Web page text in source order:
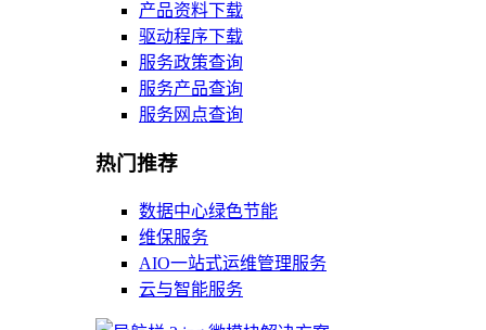
产品资料下载
驱动程序下载
服务政策查询
服务产品查询
服务网点查询
热门推荐
数据中心绿色节能
维保服务
AIO一站式运维管理服务
云与智能服务